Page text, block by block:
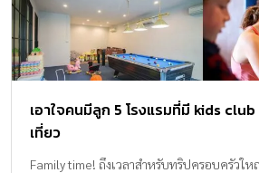
เอาใจคนมีลูก 5 โรงแรมที่มี kids
เที่ยว
Family time! ถึงเวลาสำหรับทริปครอบครัวใ